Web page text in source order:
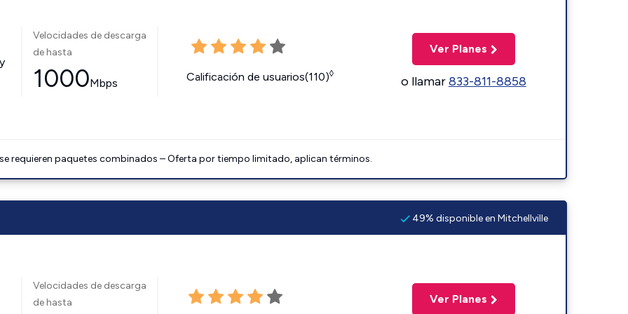
Velocidades de descarga
de hasta
1000Mbps Calificación de usuarios(110)◊
Ver Planes
o llamar833-811-8858
requieren paquetes combinados – Oferta por tiempo limitado, aplican términos.
49% disponible en Mitchellville
Velocidades de descarga
de hasta
Ver Planes